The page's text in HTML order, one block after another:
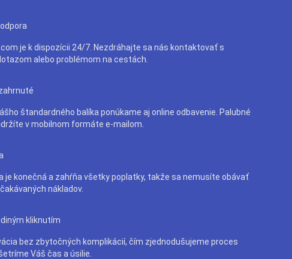
je k dispozícii 24/7. Nezdráhajte sa nás kontaktovať s
alebo problémom na cestách.
štandardného balíka ponúkame aj online odbavenie. Palubné
v mobilnom formáte e-mailom.
je konečná a zahŕňa všetky poplatky, takže sa nemusíte obávať
nákladov.
kliknutím
bez zbytočných komplikácií, čím zjednodušujeme proces
Váš čas a úsilie.